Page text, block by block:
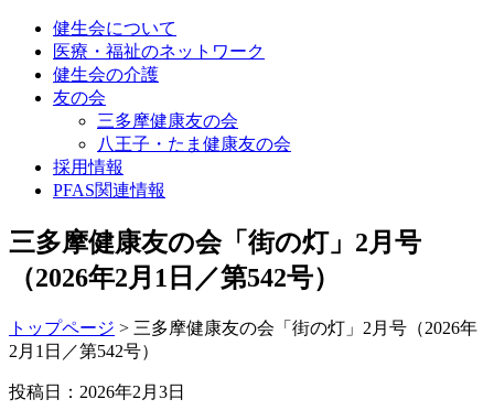
健生会について
医療・福祉のネットワーク
健生会の介護
友の会
三多摩健康友の会
八王子・たま健康友の会
採用情報
PFAS関連情報
三多摩健康友の会「街の灯」2月号
（2026年2月1日／第542号）
トップページ > 三多摩健康友の会「街の灯」2月号（2026年
2月1日／第542号）
投稿日：2026年2月3日